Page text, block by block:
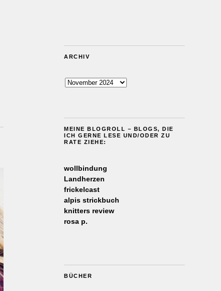
ARCHIV
Archiv
MEINE BLOGROLL – BLOGS, DIE
ICH GERNE LESE UND/ODER ZU
RATE ZIEHE:
wollbindung
Landherzen
frickelcast
alpis strickbuch
knitters review
rosa p.
BÜCHER